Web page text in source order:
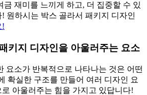
금 재미를 느끼게 하고, 더 집중할 수 있
원하시는 박스 골라서 패키지 디자인
!
키지 디자인을 아울러주는 요소
요소가 반복적으로 나타나는 것은 어떤
확실한 구조를 만들어 여러 디자인 요
아울러주는 힘을 가지고 있답니다!